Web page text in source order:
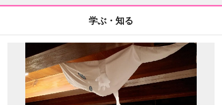
学ぶ・知る